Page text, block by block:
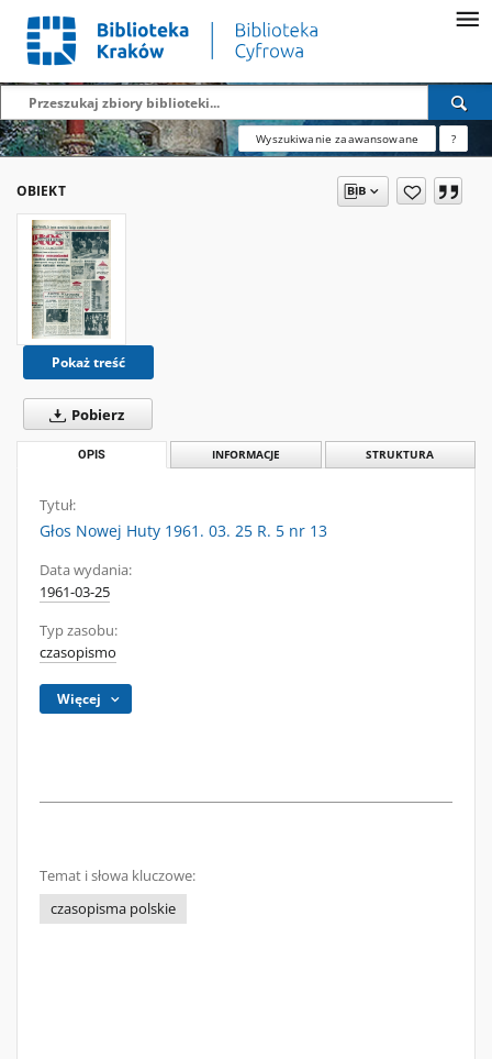
Wyszukiwanie zaawansowane ?
OBIEKT
Pokaż treść
Pobierz
OPIS INFORMACJE STRUKTURA
Tytuł:
Głos Nowej Huty 1961. 03. 25 R. 5 nr 13
Data wydania:
1961-03-25
Typ zasobu:
czasopismo
Więcej
Temat i słowa kluczowe:
czasopisma polskie